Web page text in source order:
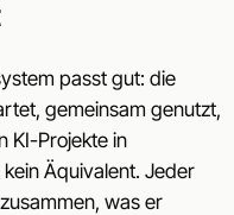
passt gut: die
gemeinsam genutzt,
KI-Projekte in
Äquivalent. Jeder
was er